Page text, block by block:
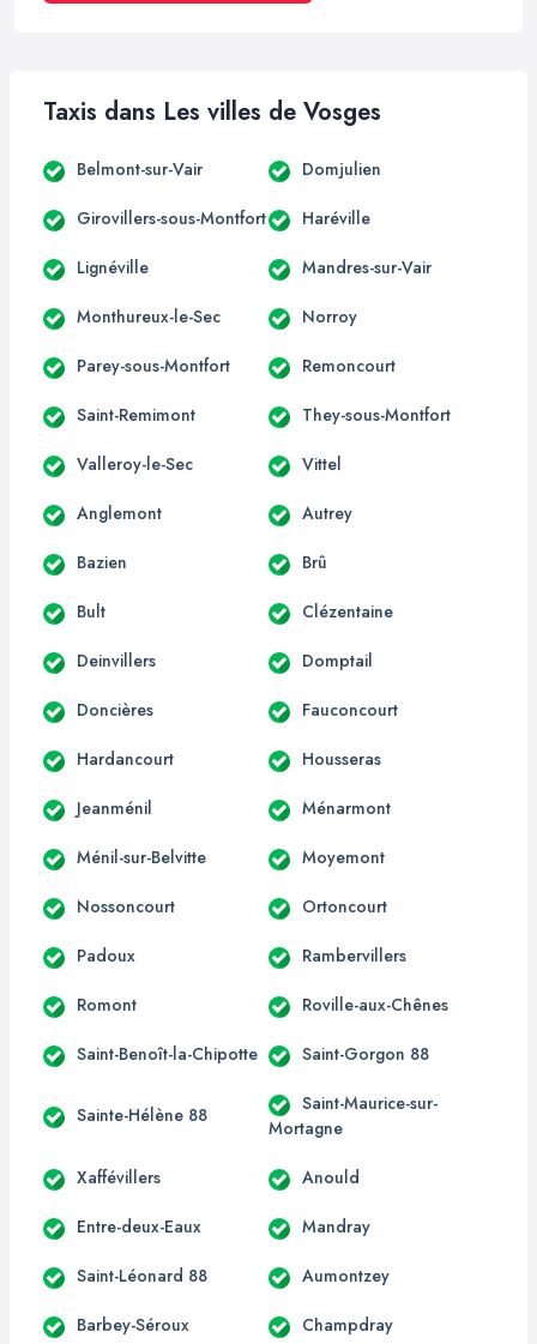
Taxis dans Les villes de Vosges
Belmont-sur-Vair Domjulien
Girovillers-sous-Montfort Haréville
Lignéville Mandres-sur-Vair
Monthureux-le-Sec Norroy
Parey-sous-Montfort Remoncourt
Saint-Remimont They-sous-Montfort
Valleroy-le-Sec Vittel
Anglemont Autrey
Bazien Brû
Bult Clézentaine
Deinvillers Domptail
Doncières Fauconcourt
Hardancourt Housseras
Jeanménil Ménarmont
Ménil-sur-Belvitte Moyemont
Nossoncourt Ortoncourt
Padoux Rambervillers
Romont Roville-aux-Chênes
Saint-Benoît-la-Chipotte Saint-Gorgon 88
Sainte-Hélène 88
Saint-Maurice-sur-
Mortagne
Xaffévillers Anould
Entre-deux-Eaux Mandray
Saint-Léonard 88 Aumontzey
Barbey-Séroux Champdray